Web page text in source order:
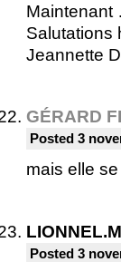
Maintenant
Salutations
Jeannette
GÉRARD
Posted 3
mais elle
Posted 3